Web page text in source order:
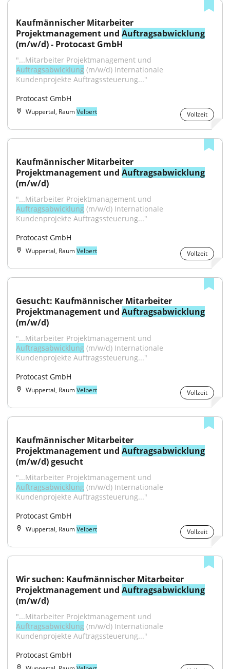
Kaufmännischer Mitarbeiter
Projektmanagement und Auftragsabwicklung
(m/w/d) - Protocast GmbH
Auftragsabwicklung (m/w/d) Internationale
Kundenprojekte Auftragssteuerung..."
Protocast GmbH
Wuppertal, RaumVelbert Vollzeit
Kaufmännischer Mitarbeiter
Projektmanagement und Auftragsabwicklung
(m/w/d)
Auftragsabwicklung (m/w/d) Internationale
Kundenprojekte Auftragssteuerung..."
Protocast GmbH
Wuppertal, RaumVelbert Vollzeit
Gesucht: Kaufmännischer Mitarbeiter
Projektmanagement und Auftragsabwicklung
(m/w/d)
Auftragsabwicklung (m/w/d) Internationale
Kundenprojekte Auftragssteuerung..."
Protocast GmbH
Wuppertal, RaumVelbert Vollzeit
Kaufmännischer Mitarbeiter
Projektmanagement und Auftragsabwicklung
(m/w/d) gesucht
Auftragsabwicklung (m/w/d) Internationale
Kundenprojekte Auftragssteuerung..."
Protocast GmbH
Wuppertal, RaumVelbert Vollzeit
Wir suchen: Kaufmännischer Mitarbeiter
Projektmanagement und Auftragsabwicklung
(m/w/d)
Auftragsabwicklung (m/w/d) Internationale
Kundenprojekte Auftragssteuerung..."
Protocast GmbH